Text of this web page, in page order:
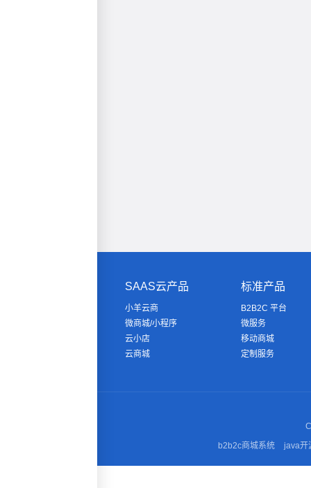
SAAS云产品
小羊云商
微商城/小程序
云小店
云商城
标准产品
B2B2C 平台
微服务
移动商城
定制服务
b2b2c商城系统
java开